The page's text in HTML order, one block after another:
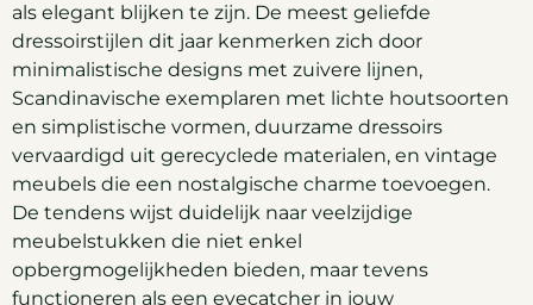
als elegant blijken te zijn. De meest geliefde
dressoirstijlen dit jaar kenmerken zich door
minimalistische designs met zuivere lijnen,
Scandinavische exemplaren met lichte houtsoorten
en simplistische vormen, duurzame dressoirs
vervaardigd uit gerecyclede materialen, en vintage
meubels die een nostalgische charme toevoegen.
De tendens wijst duidelijk naar veelzijdige
meubelstukken die niet enkel
opbergmogelijkheden bieden, maar tevens
functioneren als een eyecatcher in jouw